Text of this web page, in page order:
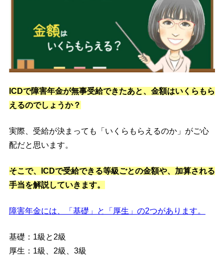
ICDで障害年金が無事受給できたあと、金額はいくらもら
えるのでしょうか？
実際、受給が決まっても「いくらもらえるのか」がご心
配だと思います。
そこで、ICDで受給できる等級ごとの金額や、加算される
手当を解説していきます。
障害年金には、「基礎」と「厚生」の2つがあります。
基礎：1級と2級
厚生：1級、2級、3級